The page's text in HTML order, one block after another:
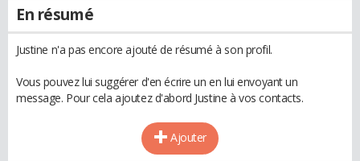
En résumé
Justine n'a pas encore ajouté de résumé à son profil.
Vous pouvez lui suggérer d'en écrire un en lui envoyant un
message. Pour cela ajoutez d'abord Justine à vos contacts.
Ajouter